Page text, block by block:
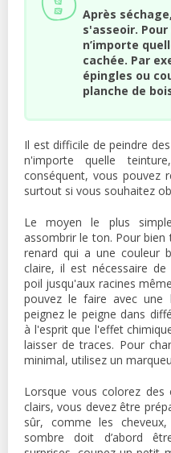
Après
s'asseoir.
n’importe
cachée. Par
épingles ou
planche de
Il est difficile de peindre
n'importe quelle
conséquent, vous pouvez
surtout si vous souhaitez
Le moyen le plus
assombrir le ton. Pour
renard qui a une couleur
claire, il est nécessaire
poil jusqu'aux racines
pouvez le faire avec une
peignez le peigne dans
à l'esprit que l'effet
laisser de traces. Pour
minimal, utilisez un
Lorsque vous colorez
clairs, vous devez être
sûr, comme les
sombre doit d’abord